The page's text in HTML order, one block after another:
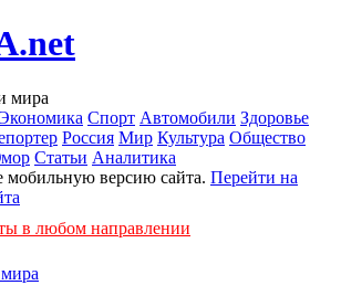
мира
Спорт Автомобили Здоровье
Россия Мир Культура Общество
Статьи Аналитика
мобильную версию сайта. Перейти на
в любом направлении